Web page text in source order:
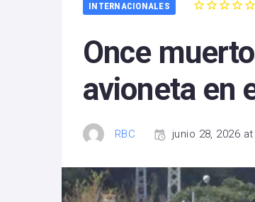
INTERNACIONALES
Once
avioneta en
RBC junio 28, 2026